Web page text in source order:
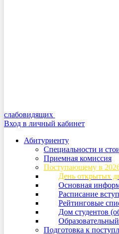
слабовидящих
Вход в личный кабинет
Абитуриенту
Специальности и
Приемная комиссия
Поступающему в
День открытых
Основная
Расписание
Рейтинговые
Дом студентов
Подготовка к